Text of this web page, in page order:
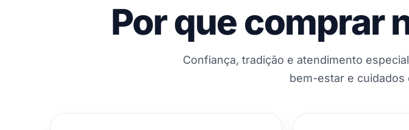
Por que comprar
Confiança, tradição e atendimento
bem-estar e cuidados